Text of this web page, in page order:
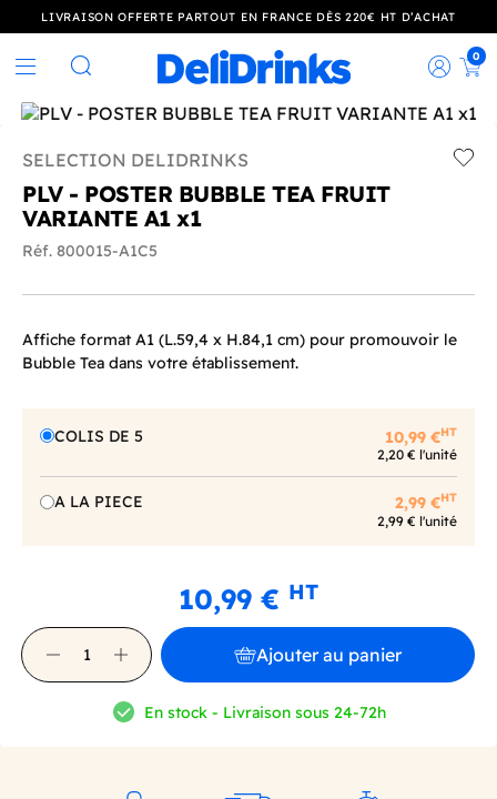
LIVRAISON OFFERTE PARTOUT EN FRANCE DÈS 220€ HT D’ACHAT
Rechercher
0
SELECTION DELIDRINKS
PLV - POSTER BUBBLE TEA FRUIT
VARIANTE A1 x1
Réf. 800015-A1C5
Affiche format A1 (L.59,4 x H.84,1 cm) pour promouvoir le
Bubble Tea dans votre établissement.
COLIS DE 5 10,99 €HT
2,20 € l'unité
A LA PIECE 2,99 €HT
2,99 € l'unité
10,99 € HT
Ajouter au panier
En stock - Livraison sous 24-72h